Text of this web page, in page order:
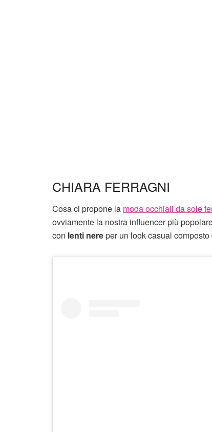
CHIARA FERRAGNI
Cosa ci propone la moda occhiali da sole
ovviamente la nostra influencer più
con lenti nereper un look casual composto